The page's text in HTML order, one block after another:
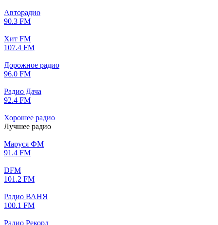
Авторадио
90.3 FM
Хит FM
107.4 FM
Дорожное радио
96.0 FM
Радио Дача
92.4 FM
Хорошее радио
Лучшее радио
Маруся ФМ
91.4 FM
DFM
101.2 FM
Радио ВАНЯ
100.1 FM
Радио Рекорд